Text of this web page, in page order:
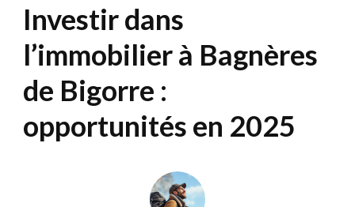
Investir dans
l’immobilier à Bagnères
de Bigorre :
opportunités en 2025